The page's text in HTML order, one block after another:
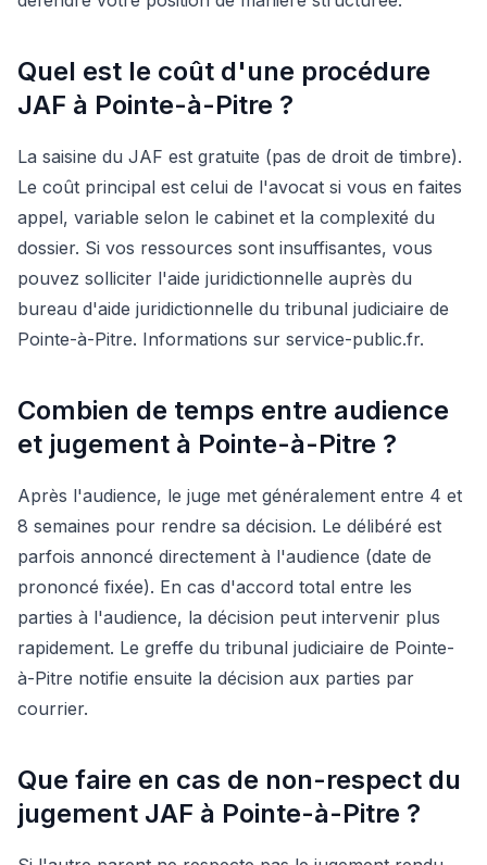
Quel est le coût d'une procédure
JAF à Pointe-à-Pitre ?
La saisine du JAF est gratuite (pas de droit de timbre).
Le coût principal est celui de l'avocat si vous en faites
appel, variable selon le cabinet et la complexité du
dossier. Si vos ressources sont insuffisantes, vous
pouvez solliciter l'aide juridictionnelle auprès du
bureau d'aide juridictionnelle du tribunal judiciaire de
Pointe-à-Pitre. Informations sur service-public.fr.
Combien de temps entre audience
et jugement à Pointe-à-Pitre ?
Après l'audience, le juge met généralement entre 4 et
8 semaines pour rendre sa décision. Le délibéré est
parfois annoncé directement à l'audience (date de
prononcé fixée). En cas d'accord total entre les
parties à l'audience, la décision peut intervenir plus
rapidement. Le greffe du tribunal judiciaire de Pointe-
à-Pitre notifie ensuite la décision aux parties par
courrier.
Que faire en cas de non-respect du
jugement JAF à Pointe-à-Pitre ?